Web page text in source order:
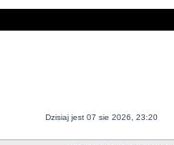
Dzisiaj jest 07 sie 2026, 23:20